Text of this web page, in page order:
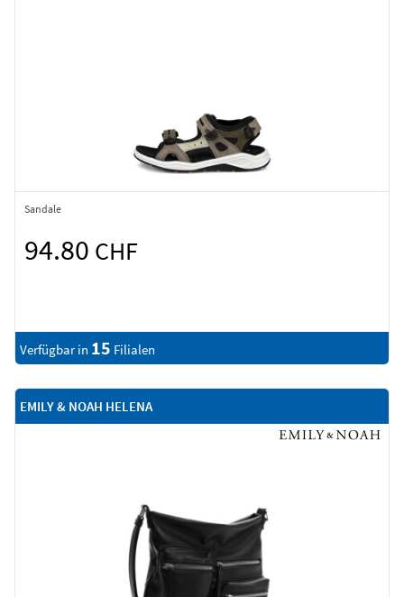
Sandale
94.80 CHF
Verfügbar in 15 Filialen
EMILY & NOAH HELENA